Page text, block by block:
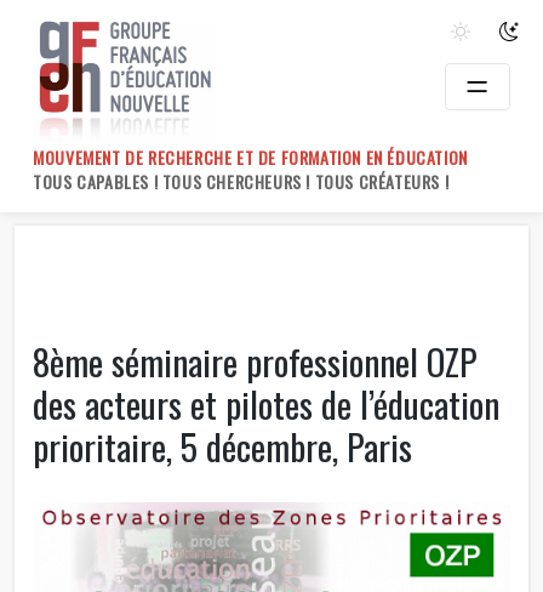
content
MOUVEMENT DE RECHERCHE ET DE FORMATION EN ÉDUCATION
TOUS CAPABLES ! TOUS CHERCHEURS ! TOUS CRÉATEURS !
8ème séminaire professionnel OZP
des acteurs et pilotes de l’éducation
prioritaire, 5 décembre, Paris